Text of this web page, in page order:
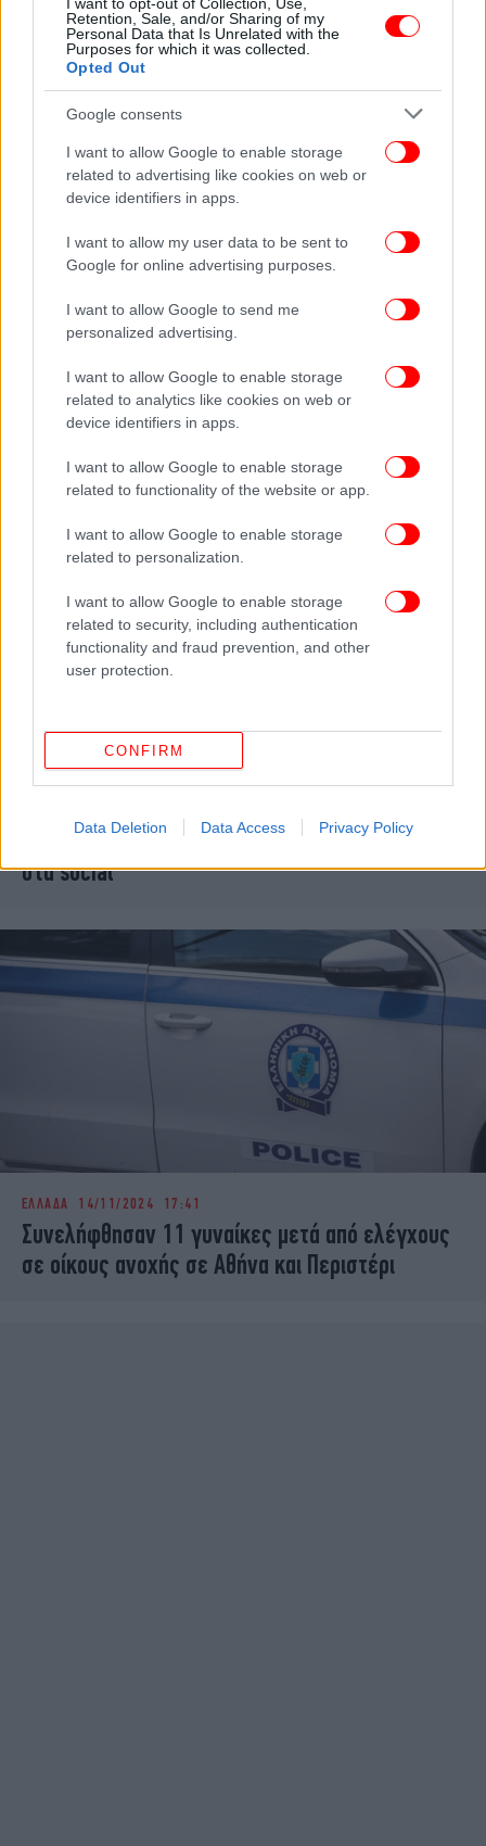
Retention, Sale, and/or Sharing of my
Personal Data that Is Unrelated with the
Purposes for which it was collected.
Opted Out
Google consents
I want to allow Google to enable storage
related to advertising like cookies on web or
device identifiers in apps.
I want to allow my user data to be sent to
Google for online advertising purposes.
I want to allow Google to send me
personalized advertising.
I want to allow Google to enable storage
related to analytics like cookies on web or
device identifiers in apps.
I want to allow Google to enable storage
related to functionality of the website or app.
I want to allow Google to enable storage
related to personalization.
I want to allow Google to enable storage
related to security, including authentication
functionality and fraud prevention, and other
user protection.
CONFIRM
Data Deletion Data Access Privacy Policy
12χρονης
Το «στρατηγείο-φρούριο» του κυκλώματος
προστασίας -Ο «εισπρακτικός» μηχανισμός, οι
είναι οι ώρες αιχμής -Σοκαρίστηκαν οι χρήστες
στα social
ΕΛΛΑΔΑ 14/11/2024 17:41
Συνελήφθησαν 11 γυναίκες μετά από ελέγχους
σε οίκους ανοχής σε Αθήνα και Περιστέρι